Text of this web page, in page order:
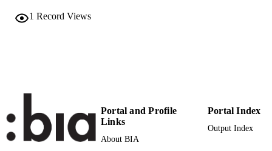
VOLUME
UNIT
Institute for Mountain Agriculture and
Italian
1 Record Views
Portal and Profile
Links
About BIA
Portal Index
Output Index